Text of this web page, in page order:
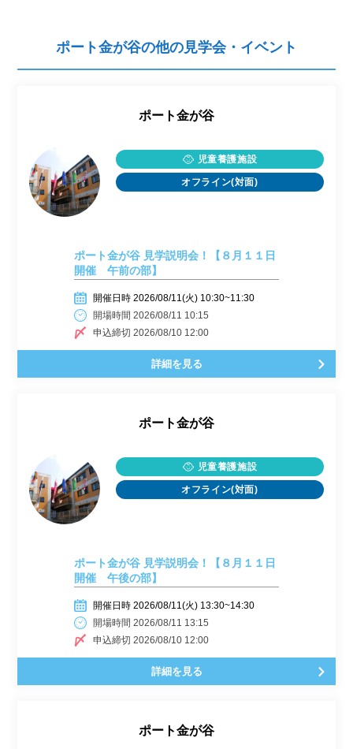
ポート金が谷の他の見学会・イベント
ポート金が谷
児童養護施設
オフライン(対面)
ポート金が谷 見学説明会！【８月１１日
開催 午前の部】
開催日時 2026/08/11(火) 10:30~11:30
開場時間 2026/08/11 10:15
申込締切 2026/08/10 12:00
詳細を見る
ポート金が谷
児童養護施設
オフライン(対面)
ポート金が谷 見学説明会！【８月１１日
開催 午後の部】
開催日時 2026/08/11(火) 13:30~14:30
開場時間 2026/08/11 13:15
申込締切 2026/08/10 12:00
詳細を見る
ポート金が谷